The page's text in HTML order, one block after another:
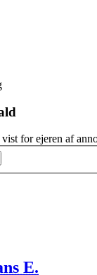
for ejeren af
E.